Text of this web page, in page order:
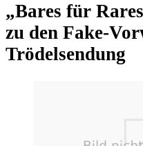
„Bares für
zu den Fake-
Trödelsendung